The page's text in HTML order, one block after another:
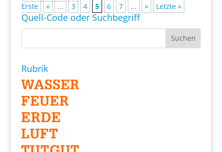
Erste
« ... 3 4 5 6 7 ... » Letzte »
Quell-Code oder Suchbegriff
Rubrik